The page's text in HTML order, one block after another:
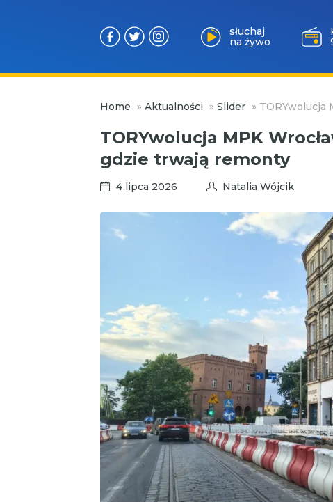
słuchaj
na żywo
Home » Aktualności » Slider » TORYwolucja
TORYwolucja MPK
gdzie trwają remonty
4 lipca 2026 Natalia Wójcik